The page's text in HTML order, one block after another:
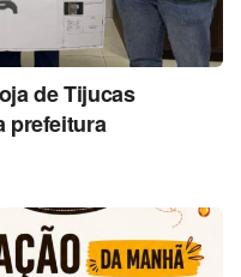
de Tijucas
prefeitura